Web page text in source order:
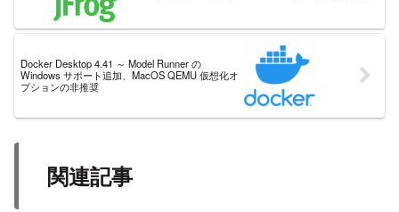
Docker Desktop 4.41 ～ Model Runner の
Windows サポート追加、MacOS QEMU 仮想化オ
プションの非推奨
関連記事